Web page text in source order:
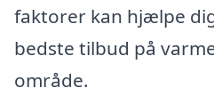
faktorer kan hjælpe
bedste tilbud på
område.